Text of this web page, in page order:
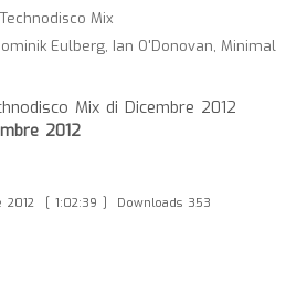
Technodisco Mix
Eulberg, Ian O'Donovan, Minimal
Mix di Dicembre 2012
2012
2012 [ 1:02:39 ] Downloads 353